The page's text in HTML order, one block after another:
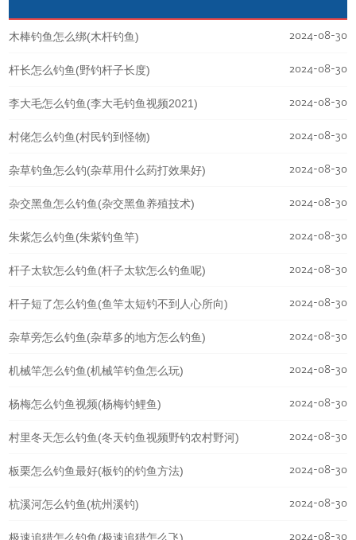
2024-08-30
木棒钓鱼怎么绑(木杆钓鱼)
2024-08-30
杆长怎么钓鱼(野钓杆子长度)
2024-08-30
李大毛怎么钓鱼(李大毛钓鱼视频2021)
2024-08-30
村佬怎么钓鱼(村民钓到怪物)
2024-08-30
杂草钓鱼怎么钓(杂草用什么药打效果好)
2024-08-30
杂交黑鱼怎么钓鱼(杂交黑鱼养殖技术)
2024-08-30
朱紫怎么钓鱼(朱紫钓鱼竿)
2024-08-30
杆子太软怎么钓鱼(杆子太软怎么钓鱼呢)
2024-08-30
杆子短了怎么钓鱼(鱼竿太短钓不到人心所向)
2024-08-30
杂草旁怎么钓鱼(杂草多的地方怎么钓鱼)
2024-08-30
机械竿怎么钓鱼(机械竿钓鱼怎么玩)
2024-08-30
杨梅怎么钓鱼视频(杨梅钓鲤鱼)
2024-08-30
村里冬天怎么钓鱼(冬天钓鱼视频野钓农村野河)
2024-08-30
板栗怎么钓鱼最好(板钓的钓鱼方法)
2024-08-30
杭溪河怎么钓鱼(杭州溪钓)